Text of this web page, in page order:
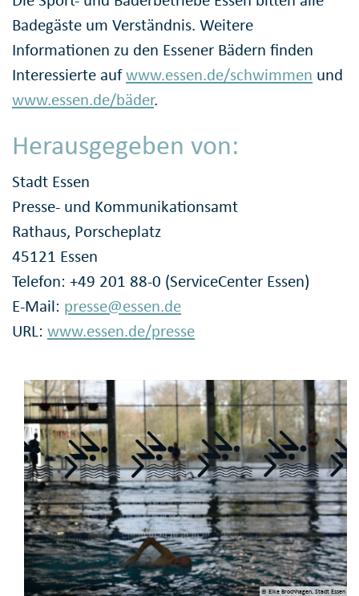
Badegäste um Verständnis. Weitere
Informationen zu den Essener Bädern finden
Interessierte aufwww.essen.de/schwimmen und
www.essen.de/bäder.
Herausgegeben von:
Stadt Essen
Presse- und Kommunikationsamt
Rathaus, Porscheplatz
45121 Essen
Telefon: +49 201 88-0 (ServiceCenter Essen)
E-Mail: presse@essen.de
URL: www.essen.de/presse
© Elke Brochhagen, Stadt Essen